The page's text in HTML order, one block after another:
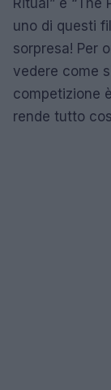
uno di questi
sorpresa! Per
vedere come
competizione
rende tutto